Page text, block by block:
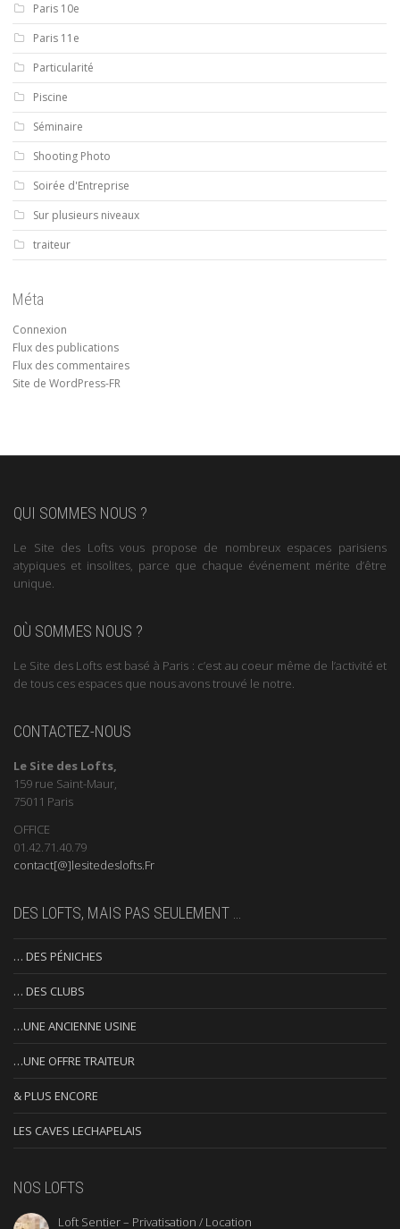
Paris 10e
Paris 11e
Particularité
Piscine
Séminaire
Shooting Photo
Soirée d'Entreprise
Sur plusieurs niveaux
traiteur
Méta
Connexion
Flux des publications
Flux des commentaires
Site de WordPress-FR
QUI SOMMES NOUS ?
Le Site des Lofts vous propose de nombreux espaces parisiens
atypiques et insolites, parce que chaque événement mérite d’être
unique.
OÙ SOMMES NOUS ?
Le Site des Lofts est basé à Paris : c’est au coeur même de l’activité et
de tous ces espaces que nous avons trouvé le notre.
CONTACTEZ-NOUS
Le Site des Lofts,
159 rue Saint-Maur,
75011 Paris
OFFICE
01.42.71.40.79
contact[@]lesitedeslofts.Fr
DES LOFTS, MAIS PAS SEULEMENT …
… DES PÉNICHES
… DES CLUBS
…UNE ANCIENNE USINE
…UNE OFFRE TRAITEUR
& PLUS ENCORE
LES CAVES LECHAPELAIS
NOS LOFTS
Loft Sentier – Privatisation / Location